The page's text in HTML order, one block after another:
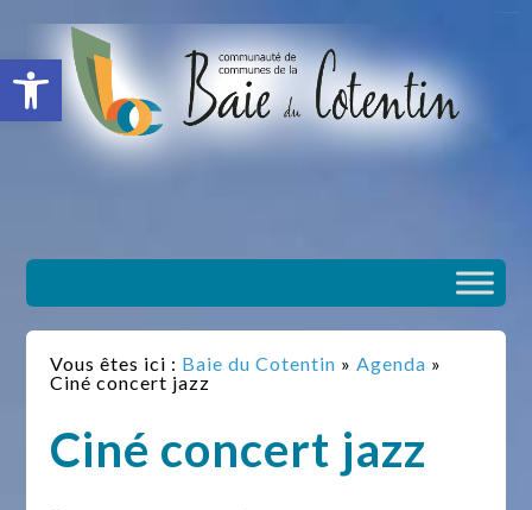
Ouvrir la barre d’outils
Vous êtes ici : Baie du Cotentin »Agenda »
Ciné concert jazz
Ciné concert jazz